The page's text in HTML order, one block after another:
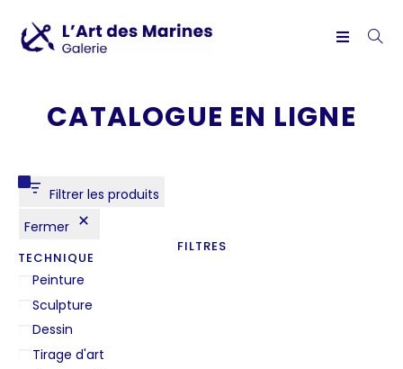
CATALOGUE EN LIGNE
Filtrer les produits
Fermer
FILTRES
TECHNIQUE
Peinture
Sculpture
Dessin
Tirage d'art